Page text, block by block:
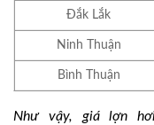
Đắk Lắk
Ninh Thuận
Bình Thuận
Như vậy, giá lợn